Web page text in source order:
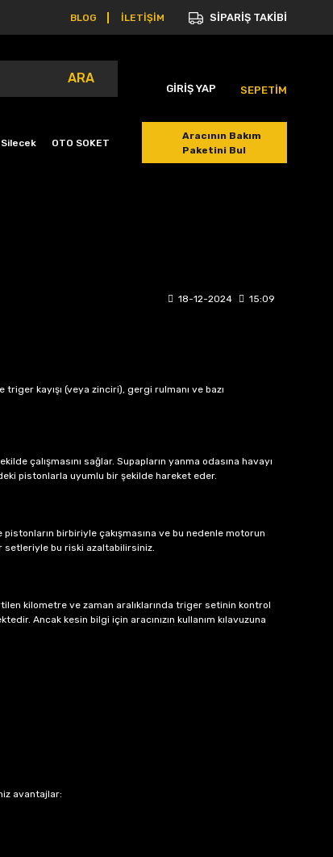
BLOG İLETİŞİM SİPARİŞ TAKİBİ
ARA
GİRİŞ YAP SEPETİM
OTO SOKET
Aracının Bakım
Paketini Bul
18-12-2024 15:09
kayışı (veya zinciri), gergi rulmanı ve bazı
çalışmasını sağlar. Supapların yanma odasına havayı
pistonlarla uyumlu bir şekilde hareket eder.
birbiriyle çakışmasına ve bu nedenle motorun
setleriyle bu riski azaltabilirsiniz.
kilometre ve zaman aralıklarında triger setinin kontrol
Ancak kesin bilgi için aracınızın kullanım kılavuzuna
avantajlar: